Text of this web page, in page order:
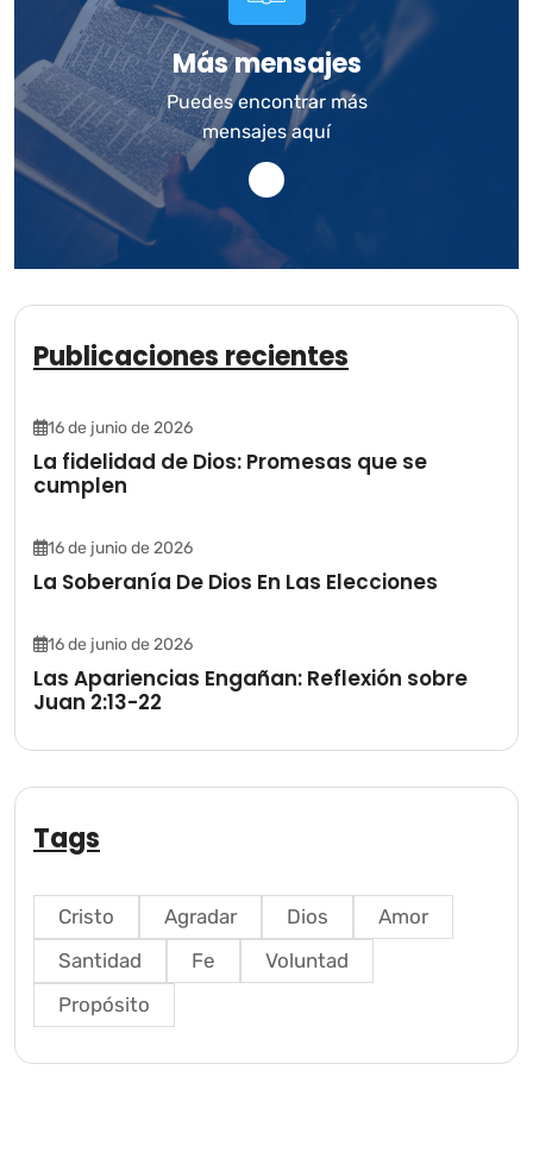
Más mensajes
Puedes encontrar más
mensajes aquí
Publicaciones recientes
16 de junio de 2026
La fidelidad de Dios: Promesas que se
cumplen
16 de junio de 2026
La Soberanía De Dios En Las Elecciones
16 de junio de 2026
Las Apariencias Engañan: Reflexión sobre
Juan 2:13-22
Tags
Cristo Agradar Dios
Amor
Santidad
Fe
Voluntad
Propósito